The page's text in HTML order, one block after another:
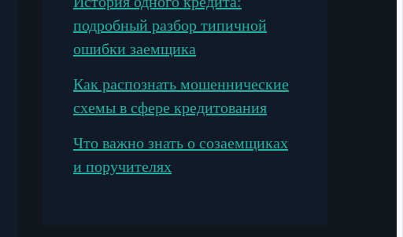
подробный разбор типичной
ошибки заемщика
Как распознать мошеннические
схемы в сфере кредитования
Что важно знать о созаемщиках
и поручителях